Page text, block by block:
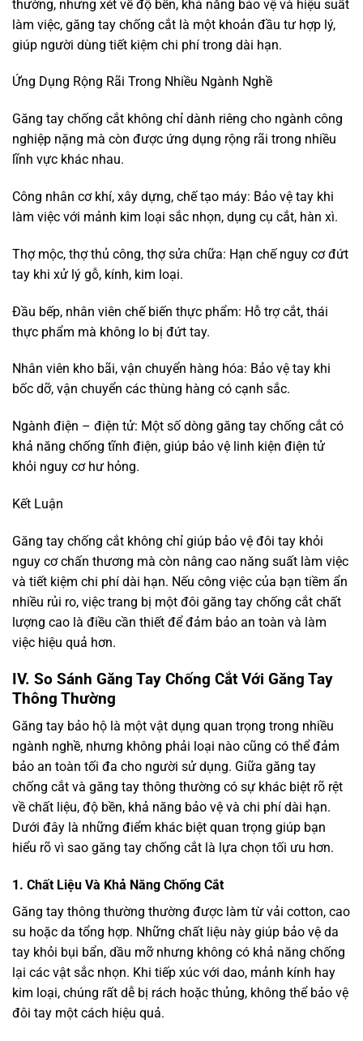
thường, nhưng xét về độ bền, khả năng bảo vệ và hiệu suất
làm việc, găng tay chống cắt là một khoản đầu tư hợp lý,
giúp người dùng tiết kiệm chi phí trong dài hạn.
Ứng Dụng Rộng Rãi Trong Nhiều Ngành Nghề
Găng tay chống cắt không chỉ dành riêng cho ngành công
nghiệp nặng mà còn được ứng dụng rộng rãi trong nhiều
lĩnh vực khác nhau.
Công nhân cơ khí, xây dựng, chế tạo máy: Bảo vệ tay khi
làm việc với mảnh kim loại sắc nhọn, dụng cụ cắt, hàn xì.
Thợ mộc, thợ thủ công, thợ sửa chữa: Hạn chế nguy cơ đứt
tay khi xử lý gỗ, kính, kim loại.
Đầu bếp, nhân viên chế biến thực phẩm: Hỗ trợ cắt, thái
thực phẩm mà không lo bị đứt tay.
Nhân viên kho bãi, vận chuyển hàng hóa: Bảo vệ tay khi
bốc dỡ, vận chuyển các thùng hàng có cạnh sắc.
Ngành điện – điện tử: Một số dòng găng tay chống cắt có
khả năng chống tĩnh điện, giúp bảo vệ linh kiện điện tử
khỏi nguy cơ hư hỏng.
Kết Luận
Găng tay chống cắt không chỉ giúp bảo vệ đôi tay khỏi
nguy cơ chấn thương mà còn nâng cao năng suất làm việc
và tiết kiệm chi phí dài hạn. Nếu công việc của bạn tiềm ẩn
nhiều rủi ro, việc trang bị một đôi găng tay chống cắt chất
lượng cao là điều cần thiết để đảm bảo an toàn và làm
việc hiệu quả hơn.
IV. So Sánh Găng Tay Chống Cắt Với Găng Tay
Thông Thường
Găng tay bảo hộ là một vật dụng quan trọng trong nhiều
ngành nghề, nhưng không phải loại nào cũng có thể đảm
bảo an toàn tối đa cho người sử dụng. Giữa găng tay
chống cắt và găng tay thông thường có sự khác biệt rõ rệt
về chất liệu, độ bền, khả năng bảo vệ và chi phí dài hạn.
Dưới đây là những điểm khác biệt quan trọng giúp bạn
hiểu rõ vì sao găng tay chống cắt là lựa chọn tối ưu hơn.
1. Chất Liệu Và Khả Năng Chống Cắt
Găng tay thông thường thường được làm từ vải cotton, cao
su hoặc da tổng hợp. Những chất liệu này giúp bảo vệ da
tay khỏi bụi bẩn, dầu mỡ nhưng không có khả năng chống
lại các vật sắc nhọn. Khi tiếp xúc với dao, mảnh kính hay
kim loại, chúng rất dễ bị rách hoặc thủng, không thể bảo vệ
đôi tay một cách hiệu quả.